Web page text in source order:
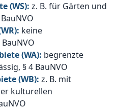
(WS): z. B. für Gärten und
keine
(WA): begrenzte
§ 4 BauNVO
(WB): z. B. mit
kulturellen